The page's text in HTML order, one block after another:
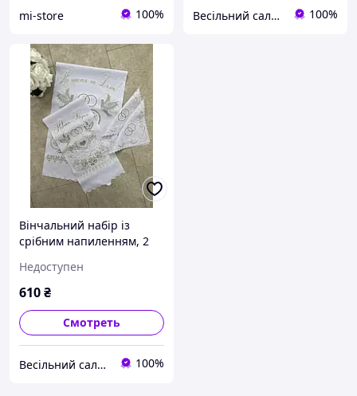
mi-store 100% Весільний салон «Ніколь» 100%
Вінчальний набір із
срібним напиленням, 2
2хустинки
Недоступен
610₴
Смотреть
Весільний салон «Ніколь» 100%